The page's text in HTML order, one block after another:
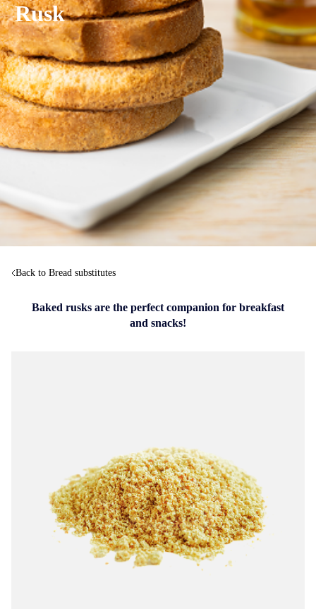
Rusk
Back to Bread substitutes
Baked rusks are the perfect companion for breakfast
and snacks!